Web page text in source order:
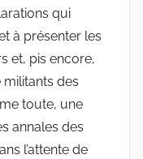
qui
à présenter les
et, pis encore,
des
toute, une
annales des
l’attente de